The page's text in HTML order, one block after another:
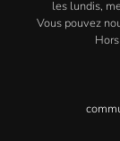
les lundis,
Vous pouvez